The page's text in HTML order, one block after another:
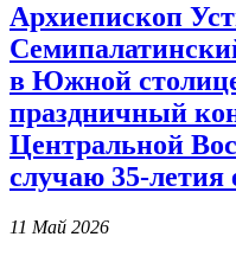
Архиепископ
в Южной
праздничный
Центральной
случаю 35-летия
11 Май 2026